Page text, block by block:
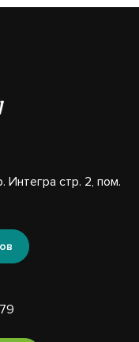
Интегра стр. 2, пом.